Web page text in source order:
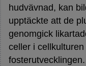
hudvävnad, kan
upptäckte att de
genomgick
celler i